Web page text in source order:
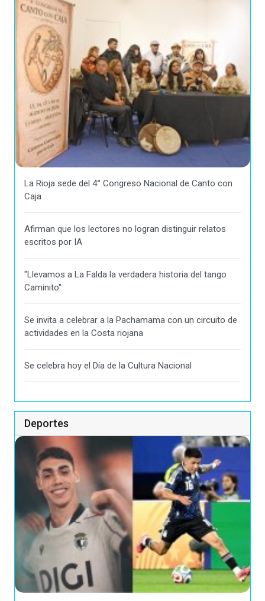
La Rioja sede del 4° Congreso Nacional de Canto con
Caja
Afirman que los lectores no logran distinguir relatos
escritos por IA
"Llevamos a La Falda la verdadera historia del tango
Caminito"
Se invita a celebrar a la Pachamama con un circuito de
actividades en la Costa riojana
Se celebra hoy el Día de la Cultura Nacional
Deportes